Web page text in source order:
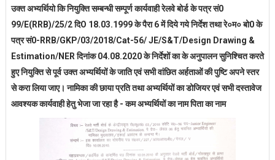
उक्त अभ्यर्थियो कि नियुक्ति सम्बन्धी सम्पूर्ण कार्यवाही रेलवे बोर्ड के पत्र सं0
99/E(RRB)/25/2 दिO 18.03.1999 के पैरा 6 में दिये गये निर्देश तथा रे०म० बो0 के
पत्र सं0-RRB/GKP/03/2018/Cat-56/ JE/S&T/Design Drawing &
Estimation/NER दिनांक 04.08.2020 के निर्देशों का के अनुपालन सुनिश्चित करते
हुए नियुक्ति से पूर्व उक्त अभ्यर्थियों के जाति एवं सभी वांछित अर्हताओं की पुष्टि अपने स्तर
से करा लिया जाए। नामिका की छाया प्रति तथा अभ्यर्थियों का डोजियर एवं सभी दस्तावेज
आवश्यक कार्यवाही हेतु भेजा जा रहा है - कम अभ्यर्थियों का नाम पिता का नाम